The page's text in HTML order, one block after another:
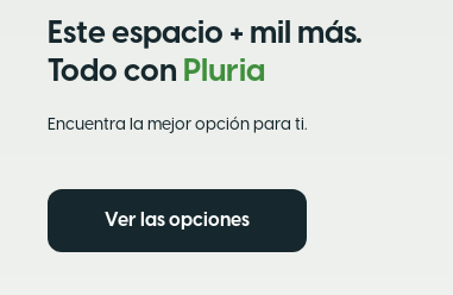
Este espacio + mil más.
Todo con Pluria
Encuentra la mejor opción para ti.
Ver las opciones